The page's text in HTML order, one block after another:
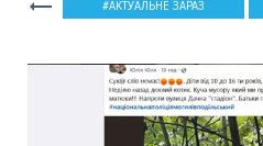
АКТУАЛЬНЕ ЗАРАЗ